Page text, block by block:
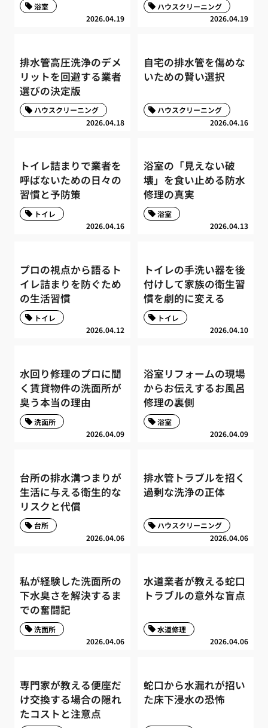
2026.04.19
浴室
2026.04.19
ハウスクリーニング
排水管高圧洗浄のデメ
リットを回避する業者
選びの決定版
2026.04.18
ハウスクリーニング
自宅の排水管を傷めな
いための賢い選択
2026.04.16
ハウスクリーニング
トイレ詰まりで業者を
呼ばないための日々の
習慣と予防策
2026.04.16
トイレ
浴室の「見えない破
壊」を食い止める防水
修理の真実
2026.04.13
浴室
プロの視点から語るト
イレ詰まりを防ぐため
の生活習慣
2026.04.12
トイレ
トイレの手洗い器を後
付けして家族の衛生習
慣を劇的に変える
2026.04.10
トイレ
水回り修理のプロに聞
く賃貸物件の洗面所が
臭う本当の理由
2026.04.09
洗面所
浴室リフォームの現場
からお伝えするお風呂
修理の裏側
2026.04.09
浴室
台所の排水溝つまりが
生活に与える衛生的な
リスクと代償
2026.04.06
台所
排水管トラブルを招く
過剰な洗浄の正体
2026.04.06
ハウスクリーニング
私が経験した洗面所の
下水臭さを解決するま
での奮闘記
2026.04.06
洗面所
水道業者が教える蛇口
トラブルの意外な盲点
2026.04.06
水道修理
専門家が教える便座だ
け交換する場合の隠れ
たコストと注意点
蛇口から水漏れが招い
た床下浸水の恐怖